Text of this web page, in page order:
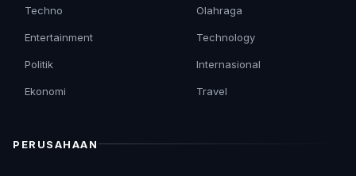
Techno
Entertainment
Politik
Ekonomi
Olahraga
Technology
Internasional
Travel
PERUSAHAAN